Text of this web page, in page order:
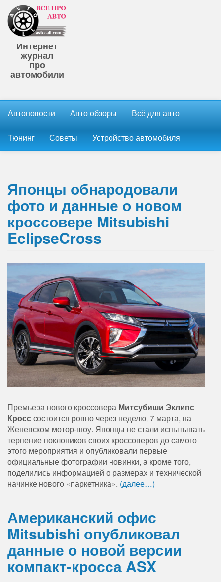
Интернет
журнал
про
автомобили
Автоновости Авто обзоры Всё для авто
Тюнинг Советы Устройство автомобиля
Японцы обнародовали
фото и данные о новом
кроссовере Mitsubishi
EclipseCross
Премьера нового кроссовера Митсубиши Эклипс
Кросссостоится ровно через неделю, 7 марта, на
Женевском мотор-шоу. Японцы не стали испытывать
терпение поклоников своих кроссоверов до самого
этого мероприятия и опубликовали первые
официальные фотографии новинки, а кроме того,
поделились информацией о размерах и технической
начинке нового «паркетника». (далее…)
Американский офис
Mitsubishi опубликовал
данные о новой версии
компакт-кросса ASX